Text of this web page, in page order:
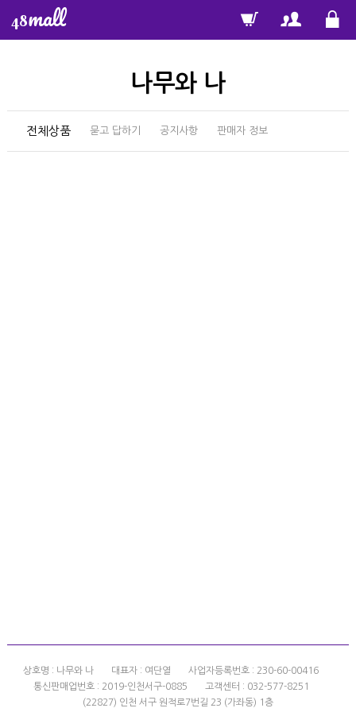
48mall
나무와 나
전체상품 묻고 답하기 공지사항 판매자 정보
상호명 : 나무와 나 대표자 : 여단열
사업자등록번호 : 230-60-00416
통신판매업번호 : 2019-인천서구-0885
고객센터 : 032-577-8251
(22827) 인천 서구 원적로7번길 23 (가좌동) 1층